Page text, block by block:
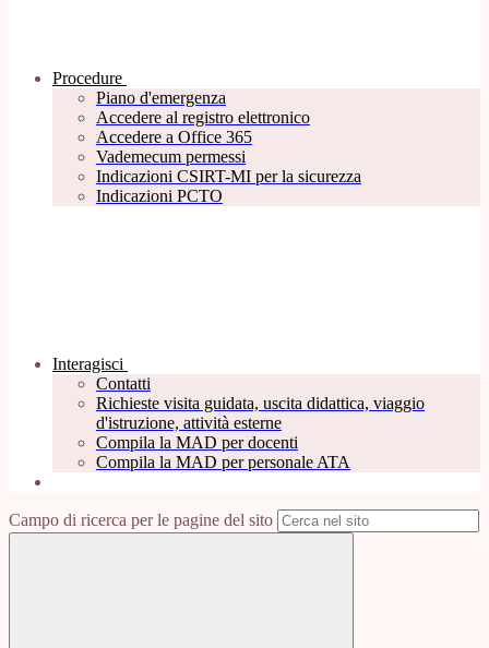
Procedure
Piano d'emergenza
Accedere al registro elettronico
Accedere a Office 365
Vademecum permessi
Indicazioni CSIRT-MI per la sicurezza
Indicazioni PCTO
Interagisci
Contatti
Richieste visita guidata, uscita didattica, viaggio
d'istruzione, attività esterne
Compila la MAD per docenti
Compila la MAD per personale ATA
Campo di ricerca per le pagine del sito